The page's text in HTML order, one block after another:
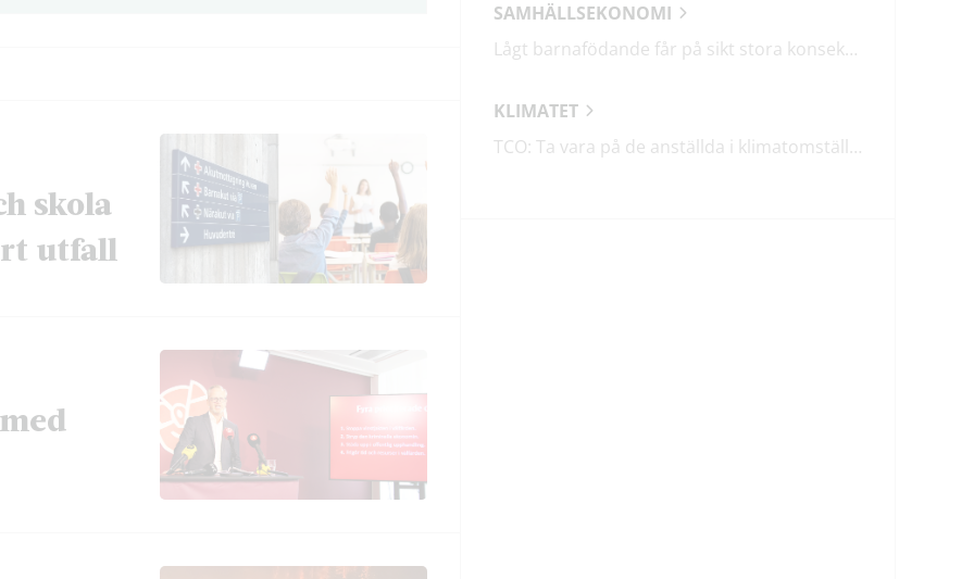
skola
utfall
SAMHÄLLSEKONOMI
Lågt barnafödande får på sikt stora konsekvenser
KLIMATET
TCO: Ta vara på de anställda i klimatomställningen